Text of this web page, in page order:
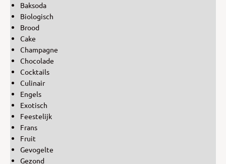
Baksoda
Biologisch
Brood
Cake
Champagne
Chocolade
Cocktails
Culinair
Engels
Exotisch
Feestelijk
Frans
Fruit
Gevogelte
Gezond